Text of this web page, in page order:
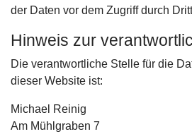
der Daten vor dem Zugriff durch
Hinweis zur
Die verantwortliche Stelle für die
dieser Website ist:
Michael Reinig
Am Mühlgraben 7